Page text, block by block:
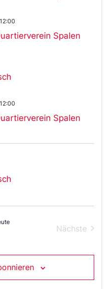
Spalen
12:00
Spalen
12:00
Nächste